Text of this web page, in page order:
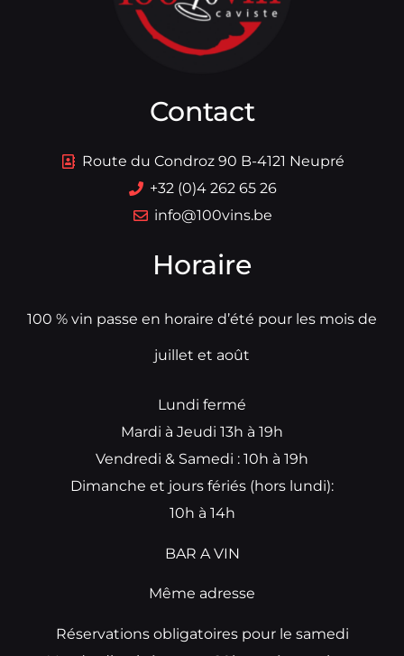
Contact
Route du Condroz 90 B-4121 Neupré
+32 (0)4 262 65 26
info@100vins.be
Horaire
100 % vin passe en horaire d’été pour les mois de
juillet et août
Lundi fermé
Mardi à Jeudi 13h à 19h
Vendredi & Samedi : 10h à 19h
Dimanche et jours fériés (hors lundi):
10h à 14h
BAR A VIN
Même adresse
Réservations obligatoires pour le samedi